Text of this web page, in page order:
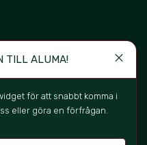
TILL ALUMA! close
för att snabbt komma i
eller göra en förfrågan.
Sweden